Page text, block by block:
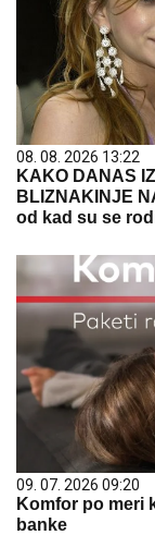
08. 08. 2026 13:22
KAKO DANAS
BLIZNAKINJE
od kad su se
09. 07. 2026 09:20
Komfor po meri
banke